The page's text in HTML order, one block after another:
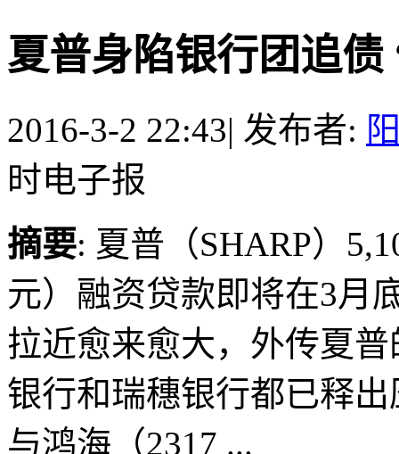
夏普身陷银行团追债
2016-3-2 22:43| 发布者:
时电子报
摘要: 夏普（SHARP）
元）融资贷款即将在3月
拉近愈来愈大，外传夏
银行和瑞穗银行都已释
与鸿海（2317 ...